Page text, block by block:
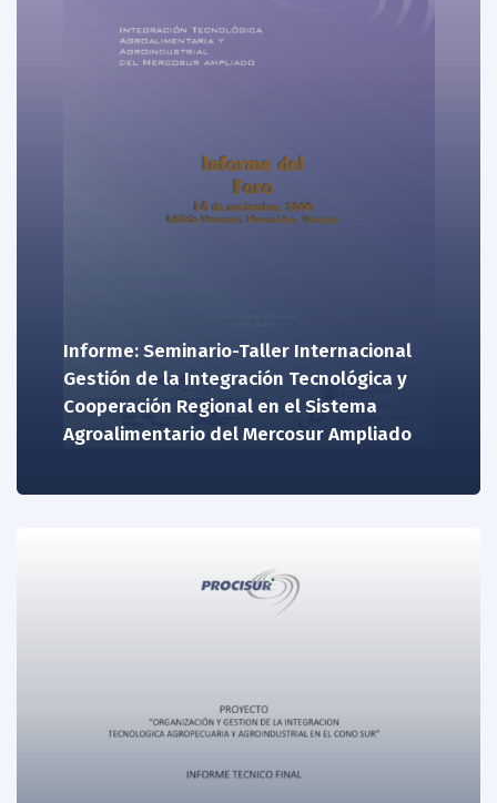
Informe: Seminario-Taller Internacional
Gestión de la Integración Tecnológica y
Cooperación Regional en el Sistema
Agroalimentario del Mercosur Ampliado